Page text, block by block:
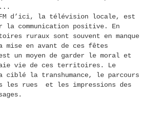
d’ici, la télévision locale, est
la communication positive. En
ruraux sont souvent en manque
en avant de ces fêtes
un moyen de garder le moral et
vie de ces territoires. Le
ciblé la transhumance, le parcours
les rues et les impressions des